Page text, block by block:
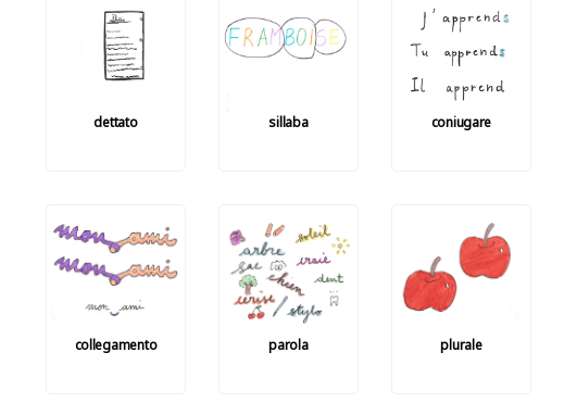
dettato sillaba coniugare
collegamento parola plurale